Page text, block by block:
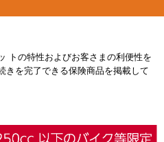
トの特性およびお客さまの利便性を
きを完了できる保険商品を掲載して